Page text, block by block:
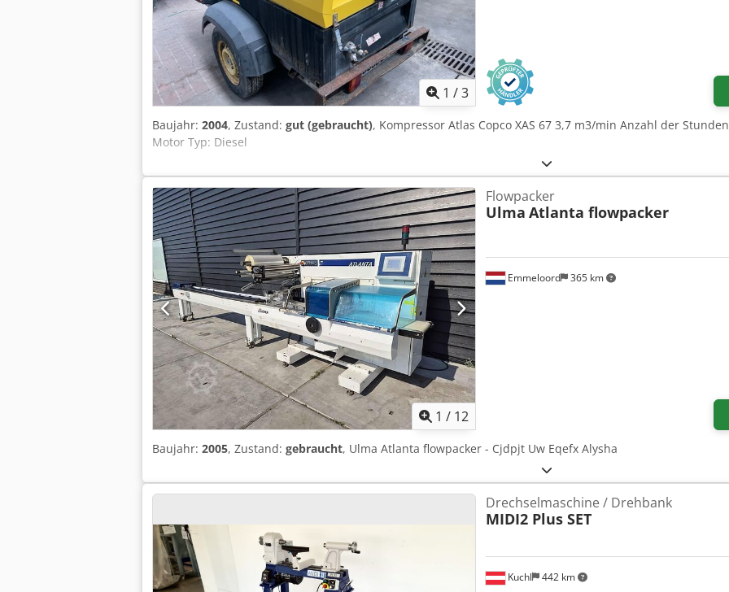
1 /3
Baujahr: 2004, Zustand: gut (gebraucht), Kompressor Atlas Copco XAS 67 3,7 m3/min Anzahl der
Motor Typ: Diesel
1 / 12
Emmeloord 365 km
Flowpacker
Ulma Atlanta flowpacker
Baujahr: 2005, Zustand: gebraucht, Ulma Atlanta flowpacker - Cjdpjt Uw Eqefx Alysha
Kuchl 442 km
Drechselmaschine / Drehbank
MIDI2 Plus SET